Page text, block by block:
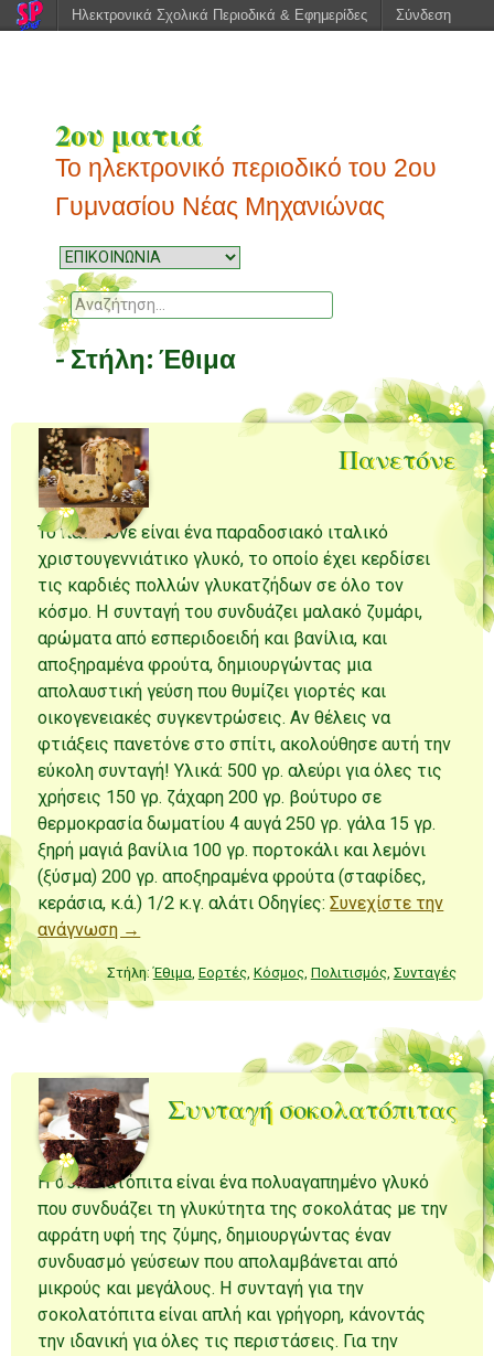
2ου ματιά
Το ηλεκτρονικό περιοδικό του 2ου
Γυμνασίου Νέας Μηχανιώνας
Μενού
Μεταπηδήστε
στο
περιεχόμενο
Αναζητηση
- Στήλη: Έθιμα
Πανετόνε
Το πανετόνε είναι ένα παραδοσιακό ιταλικό
χριστουγεννιάτικο γλυκό, το οποίο έχει κερδίσει
τις καρδιές πολλών γλυκατζήδων σε όλο τον
κόσμο. Η συνταγή του συνδυάζει μαλακό ζυμάρι,
αρώματα από εσπεριδοειδή και βανίλια, και
αποξηραμένα φρούτα, δημιουργώντας μια
απολαυστική γεύση που θυμίζει γιορτές και
οικογενειακές συγκεντρώσεις. Αν θέλεις να
φτιάξεις πανετόνε στο σπίτι, ακολούθησε αυτή την
εύκολη συνταγή! Υλικά: 500 γρ. αλεύρι για όλες τις
χρήσεις 150 γρ. ζάχαρη 200 γρ. βούτυρο σε
θερμοκρασία δωματίου 4 αυγά 250 γρ. γάλα 15 γρ.
ξηρή μαγιά βανίλια 100 γρ. πορτοκάλι και λεμόνι
(ξύσμα) 200 γρ. αποξηραμένα φρούτα (σταφίδες,
κεράσια, κ.ά.) 1/2 κ.γ. αλάτι Οδηγίες:Συνεχίστε την
ανάγνωση →
Στήλη:Έθιμα Εορτές, Κόσμος, Πολιτισμός, Συνταγές
Συνταγή σοκολατόπιτας
Η σοκολατόπιτα είναι ένα πολυαγαπημένο γλυκό
που συνδυάζει τη γλυκύτητα της σοκολάτας με την
αφράτη υφή της ζύμης, δημιουργώντας έναν
συνδυασμό γεύσεων που απολαμβάνεται από
μικρούς και μεγάλους. Η συνταγή για την
σοκολατόπιτα είναι απλή και γρήγορη, κάνοντάς
την ιδανική για όλες τις περιστάσεις. Για την
Ηλεκτρονικά Σχολικά Περιοδικά & Εφημερίδες Σύνδεση